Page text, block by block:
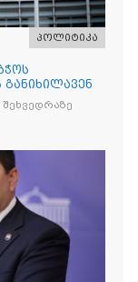
პოლიტიკა